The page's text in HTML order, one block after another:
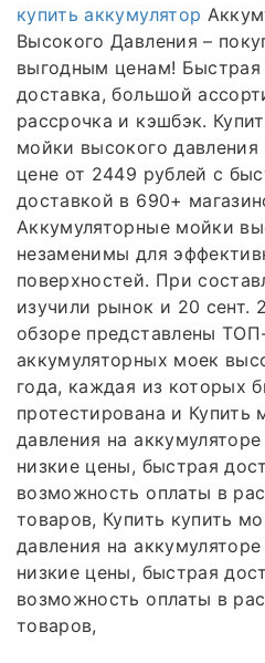
купить аккумулятор
Высокого Давления –
выгодным ценам! Быстрая
доставка, большой
рассрочка и кэшбэк.
мойки высокого
цене от 2449 рублей с
доставкой в 690+
Аккумуляторные мойки
незаменимы для
поверхностей. При
изучили рынок и 20 сент.
обзоре представлены
аккумуляторных моек
года, каждая из которых
протестирована и Купить
давления на
низкие цены, быстрая
возможность оплаты в
товаров, Купить купить
давления на
низкие цены, быстрая
возможность оплаты в
товаров,